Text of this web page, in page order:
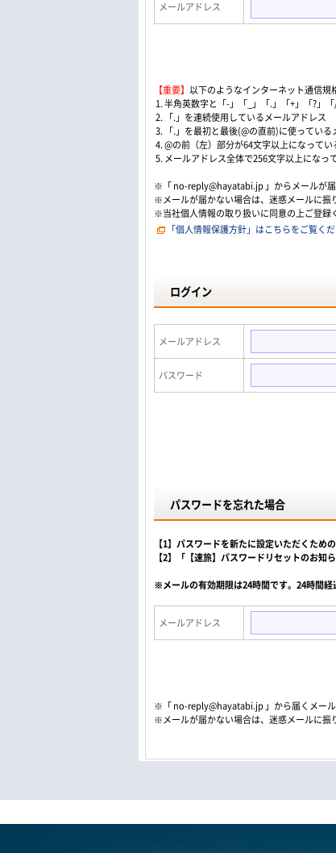
メールアドレス
【重要】 以下のようなインターネット通信規
1. 半角英数字と「-」「_」「.」「+」「?」
2. 「.」を連続使用しているメールアドレス
3. 「.」を最初と最後(@の直前)に使っている
4. @の前（左）部分が64文字以上になって
5. メールアドレス全体で256文字以上になっ
※「 no-reply@hayatabi.jp 」からメールが届
※メールが届かない場合は、迷惑メールに振
※当社個人情報の取り扱いに同意の上ご登録
「個人情報保護方針」はこちらをご覧くだ
ログイン
メールアドレス
パスワード
パスワードを忘れた場合
【1】パスワードを新たに設定いただくた
【2】「【速旅】パスワードリセットのお
※メールの有効期限は24時間です。24時間経
メールアドレス
※「 no-reply@hayatabi.jp 」から届くメール
※メールが届かない場合は、迷惑メールに振